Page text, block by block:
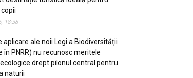
18:38
aplicare ale noii Legi a Biodiversității
în PNRR) nu recunosc meritele
drept pilonul central pentru
naturii